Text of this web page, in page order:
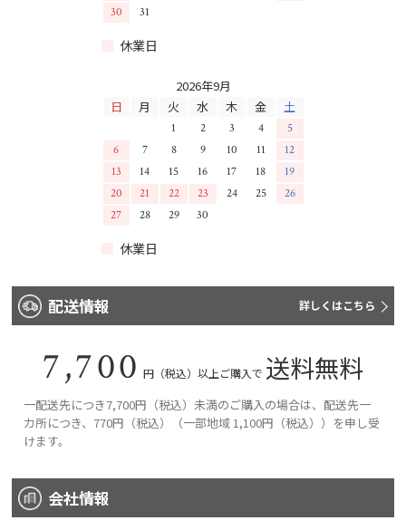
30
31
休業日
2026年9月
日
月 火 水 木 金 土
1 2 3 4
5
6
7 8 9 10 11
12
13
14 15 16 17 18
19
20
21 22 23 24 25
26
27
28 29 30
休業日
配送情報 詳しくはこちら
7,700 円（税込）以上ご購入で 送料無料
一配送先につき7,700円（税込）未満のご購入の場合は、配送先一
カ所につき、770円（税込）（一部地域 1,100円（税込））を申し受
けます。
会社情報